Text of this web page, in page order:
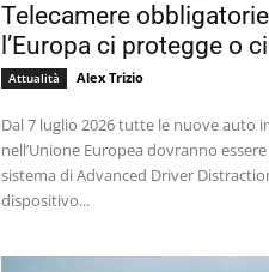
Telecamere
l’Europa ci protegge o
Attualità Alex Trizio
Dal 7 luglio 2026 tutte le nuove auto
nell’Unione Europea dovranno
sistema di Advanced Driver
dispositivo...